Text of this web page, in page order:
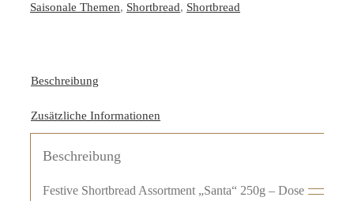
Saisonale Themen, Shortbread, Shortbread
Beschreibung
Zusätzliche Informationen
Beschreibung
Festive Shortbread Assortment „Santa“ 250g – Dose